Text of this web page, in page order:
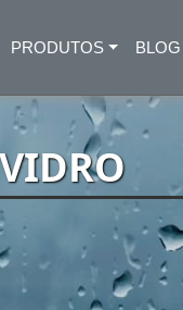
PRODUTOS BLOG